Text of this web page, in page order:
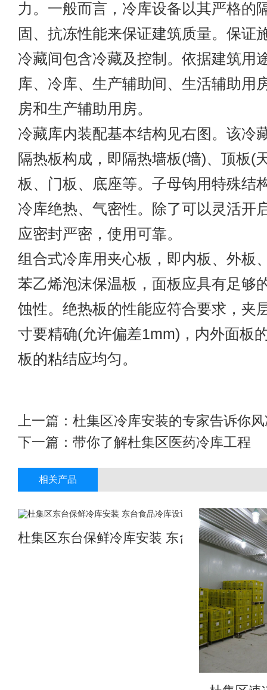
力。一般而言，冷库设备以其严格的
固、抗冻性能来保证建筑质量。保证
冷藏间包含冷藏及控制。依据建筑用
库、冷库、生产辅助间、生活辅助用
房和生产辅助用房。
冷藏库内装配基本结构见右图。该冷
隔热板构成，即隔热墙板(墙)、顶板(
板、门板、底座等。子母钩用特殊结
冷库绝热、气密性。除了可以灵活开
应密封严密，使用可靠。
组合式冷库用夹心板，即内板、外板
苯乙烯泡沫保温板，面板应具有足够
蚀性。绝热板的性能应符合要求，夹
寸要精确(允许偏差1mm)，内外面板
板的粘结应均匀。
上一篇： 杜集区冷库安装的专家告诉你
下一篇： 带你了解杜集区医药冷库工程
相关产品
杜集区东台保鲜冷库安装 东台食品冷库设